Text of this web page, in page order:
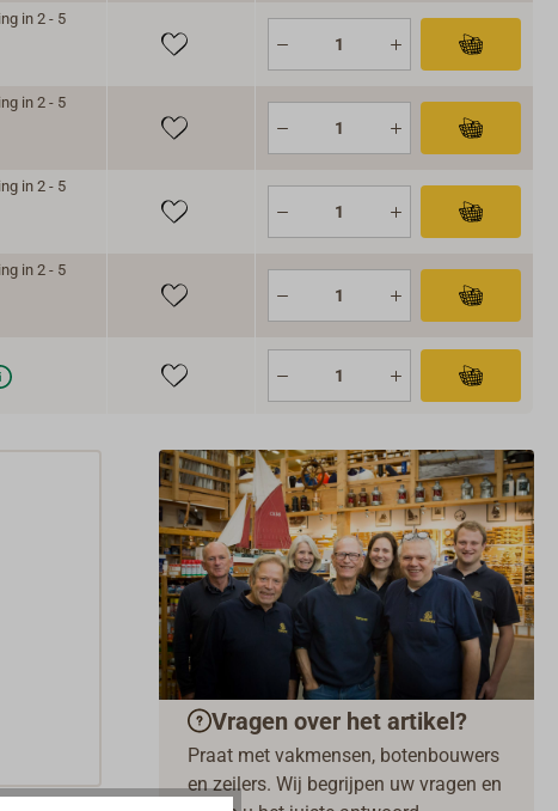
in 2 - 5
in 2 - 5
in 2 - 5
in 2 - 5
Vragen over het artikel?
Praat met vakmensen, botenbouwers
en zeilers. Wij begrijpen uw vragen en